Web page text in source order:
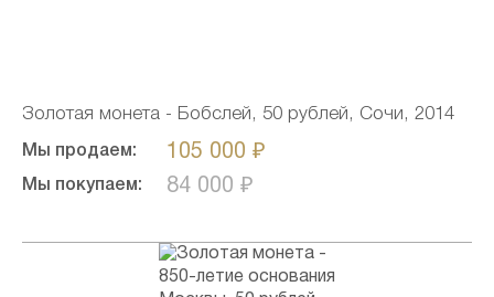
Золотая монета - Бобслей, 50 рублей, Сочи, 2014
Мы продаем: 105 000 ₽
Мы покупаем: 84 000 ₽